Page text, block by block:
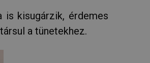
is kisugárzik, érdemes
a tünetekhez.